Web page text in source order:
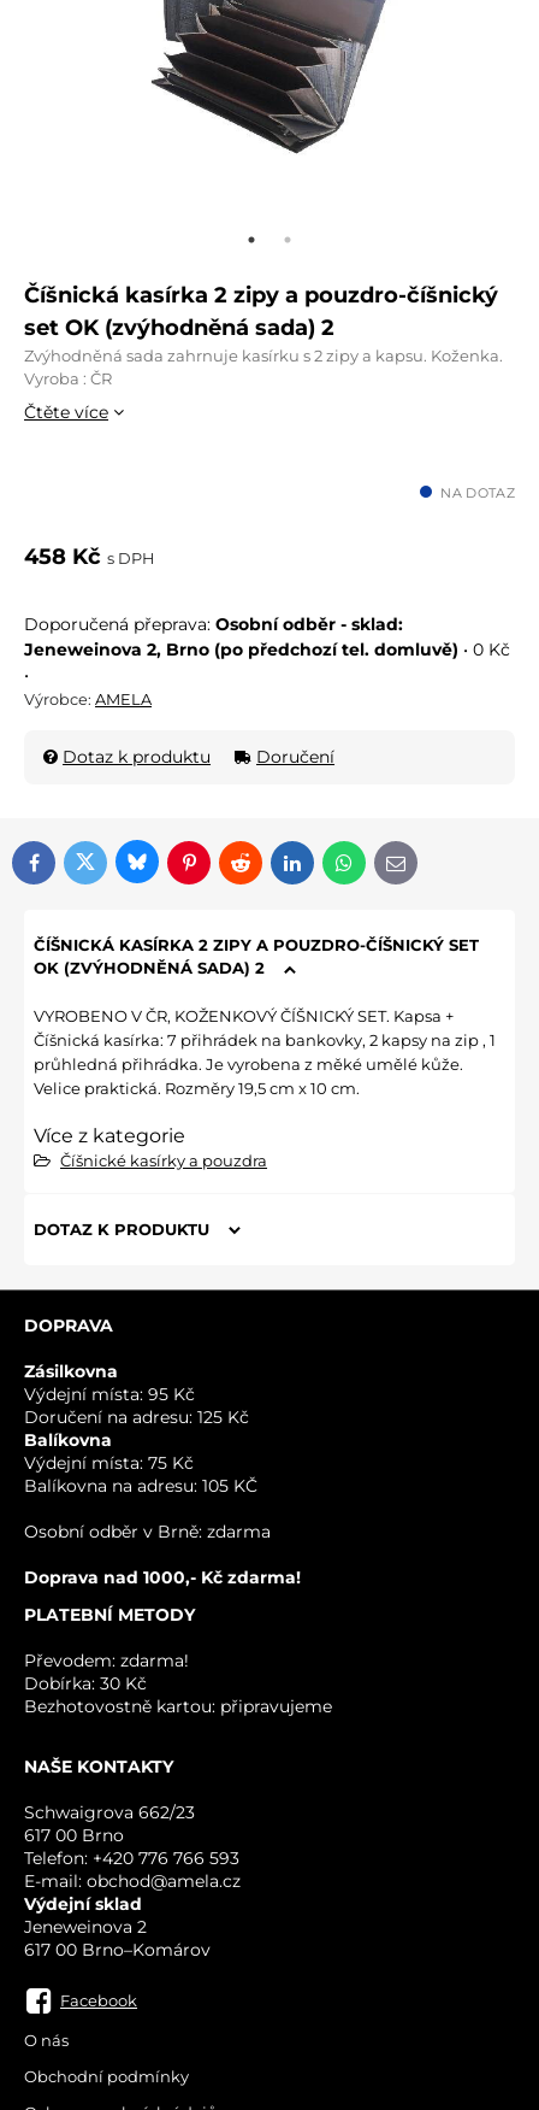
Číšnická kasírka 2 zipy a pouzdro-číšnický
set OK (zvýhodněná sada) 2
Zvýhodněná sada zahrnuje kasírku s 2 zipy a kapsu. Koženka.
Vyroba : ČR
Čtěte více
NA DOTAZ
458 Kčs DPH
Osobní odběr - sklad:
Jeneweinova 2, Brno (po předchozí tel. domluvě) •0 Kč
•
Výrobce: AMELA
Dotaz k produktu Doručení
FacebookTwitterBlueskyPinterestRedditLinkedInWhatsApp
E-mail
ČÍŠNICKÁ KASÍRKA 2 ZIPY A POUZDRO-ČÍŠNICKÝ SET
OK (ZVÝHODNĚNÁ SADA) 2
VYROBENO V ČR, KOŽENKOVÝ ČÍŠNICKÝ SET. Kapsa +
Číšnická kasírka: 7 přihrádek na bankovky, 2 kapsy na zip , 1
průhledná přihrádka. Je vyrobena z měké umělé kůže.
Velice praktická. Rozměry 19,5 cm x 10 cm.
Více z kategorie
Číšnické kasírky a pouzdra
DOTAZ K PRODUKTU
VÁŠ E-MAIL
DOPRAVA
Zásilkovna
Výdejní místa: 95 Kč
Doručení na adresu: 125 Kč
Balíkovna
Výdejní místa: 75 Kč
Balíkovna na adresu: 105 KČ
Osobní odběr v Brně: zdarma
Doprava nad 1000,- Kč zdarma!
PLATEBNÍ METODY
Převodem: zdarma!
Dobírka: 30 Kč
Bezhotovostně kartou: připravujeme
NAŠE KONTAKTY
Schwaigrova 662/23
617 00 Brno
Telefon: +420 776 766 593
E-mail: obchod@amela.cz
Výdejní sklad
Jeneweinova 2
617 00 Brno–Komárov
Facebook
O nás
Obchodní podmínky